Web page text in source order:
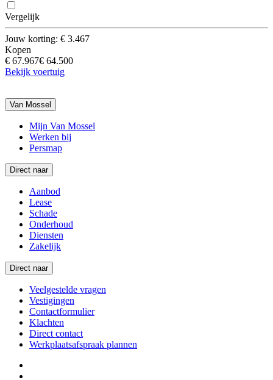
Vergelijk
Jouw korting: € 3.467
Kopen
€ 67.967€ 64.500
Bekijk voertuig
Van Mossel
Mijn Van Mossel
Werken bij
Persmap
Direct naar
Aanbod
Lease
Schade
Onderhoud
Diensten
Zakelijk
Direct naar
Veelgestelde vragen
Vestigingen
Contactformulier
Klachten
Direct contact
Werkplaatsafspraak plannen